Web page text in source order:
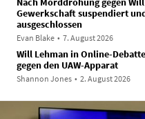
Gewerkschaft suspendiert
ausgeschlossen
Evan Blake • 7. August 2026
Will Lehman in Online-
gegen den UAW-Apparat
Shannon Jones • 2. August 2026